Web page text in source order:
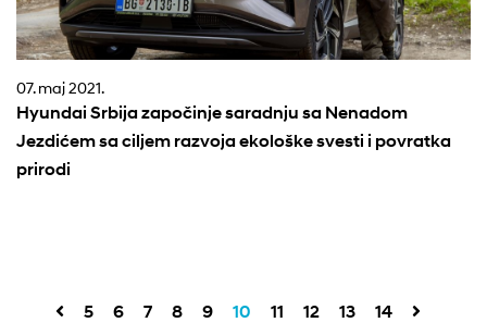
07. maj 2021.
Hyundai Srbija započinje saradnju sa Nenadom
Jezdićem sa ciljem razvoja ekološke svesti i povratka
prirodi
5 6 7 8 9 10 11 12 13 14